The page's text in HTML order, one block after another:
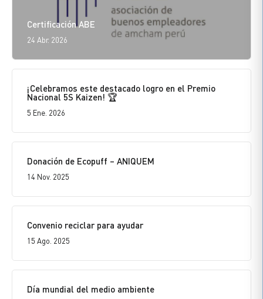
Certificación ABE
24 Abr. 2026
¡Celebramos este destacado logro en el Premio
Nacional 5S Kaizen! 🏆
5 Ene. 2026
Donación de Ecopuff – ANIQUEM
14 Nov. 2025
Convenio reciclar para ayudar
15 Ago. 2025
Día mundial del medio ambiente